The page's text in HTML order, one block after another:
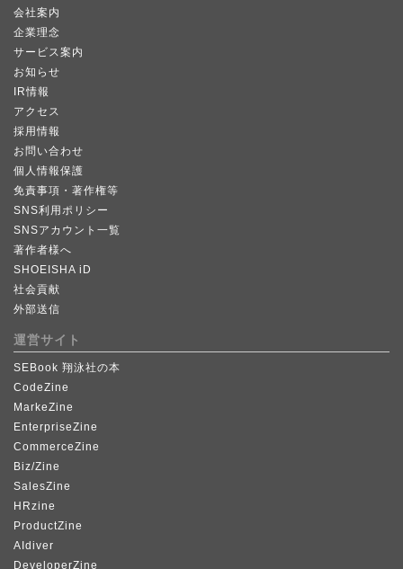
会社案内
企業理念
サービス案内
お知らせ
IR情報
アクセス
採用情報
お問い合わせ
個人情報保護
免責事項・著作権等
SNS利用ポリシー
SNSアカウント一覧
著作者様へ
SHOEISHA iD
社会貢献
外部送信
運営サイト
SEBook 翔泳社の本
CodeZine
MarkeZine
EnterpriseZine
CommerceZine
Biz/Zine
SalesZine
HRzine
ProductZine
AIdiver
DeveloperZine